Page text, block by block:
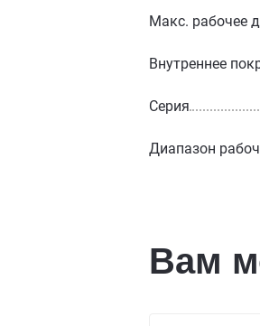
Макс. рабочее
Внутреннее
Серия
Диапазон
Вам